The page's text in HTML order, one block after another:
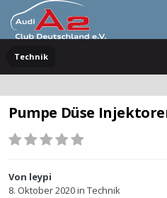
Technik
Pumpe Düse
Von leypi
8. Oktober 2020in Technik